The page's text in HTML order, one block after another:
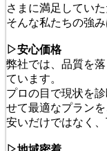
さまに満足してい
そんな私たちの強み
▷安心価格
弊社では、品質を
ています。
プロの目で現状を
せて最適なプランを
安いだけではなく